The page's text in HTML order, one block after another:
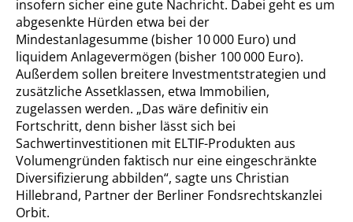
insofern sicher eine gute Nachricht. Dabei geht es um
abgesenkte Hürden etwa bei der
Mindestanlagesumme (bisher 10 000 Euro) und
liquidem Anlagevermögen (bisher 100 000 Euro).
Außerdem sollen breitere Investmentstrategien und
zusätzliche Assetklassen, etwa Immobilien,
zugelassen werden. „Das wäre definitiv ein
Fortschritt, denn bisher lässt sich bei
Sachwertinvestitionen mit ELTIF-Produkten aus
Volumengründen faktisch nur eine eingeschränkte
Diversifizierung abbilden“, sagte uns Christian
Hillebrand, Partner der Berliner Fondsrechtskanzlei
Orbit.